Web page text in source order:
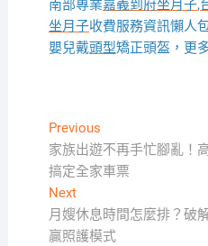
南部專業嘉義到府坐月子,
坐月子收費服務資訊懶人
嬰兒戴頭型矯正頭盔，更
文
章
導
覽
PreviousPrevious
post:
家族出遊不再手忙腳亂！
搞定全家車票
NextNext
post:
月嫂休息時間怎麼排？破
贏照護模式